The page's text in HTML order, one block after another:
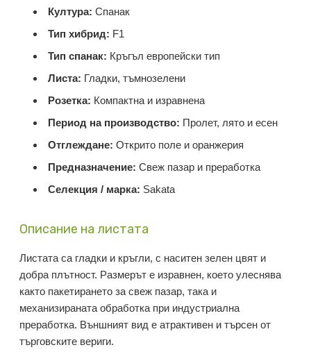
Култура: Спанак
Тип хибрид: F1
Тип спанак: Кръгъл европейски тип
Листа: Гладки, тъмнозелени
Розетка: Компактна и изравнена
Период на производство: Пролет, лято и есен
Отглеждане: Открито поле и оранжерия
Предназначение: Свеж пазар и преработка
Селекция / марка: Sakata
Описание на листата
Листата са гладки и кръгли, с наситен зелен цвят и
добра плътност. Размерът е изравнен, което улеснява
както пакетирането за свеж пазар, така и
механизираната обработка при индустриална
преработка. Външният вид е атрактивен и търсен от
търговските вериги.